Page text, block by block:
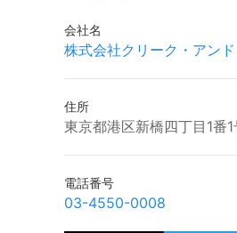
会社名
株式会社クリーク・アン
住所
東京都港区新橋四丁目1
電話番号
03-4550-0008